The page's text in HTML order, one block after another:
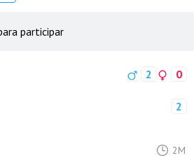
participar
2 0
2
2M